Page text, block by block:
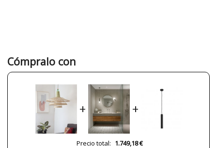
Color
Alto (cm)
Diámetro (cm)
77 cm
Plazo de Envío
2-3 semanas
230V
LED
Cómpralo con
+ +
Precio total: 1.749,18 €